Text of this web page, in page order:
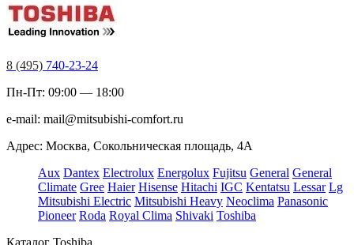
8 (495) 740-23-24
Пн-Пт: 09:00 — 18:00
e-mail: mail@mitsubishi-comfort.ru
Адрес: Москва, Сокольническая площадь, 4А
Aux Dantex Electrolux Energolux Fujitsu General General
Climate Gree Haier Hisense Hitachi IGC Kentatsu Lessar Lg
Mitsubishi Electric Mitsubishi Heavy Neoclima Panasonic
Pioneer Roda Royal Clima Shivaki Toshiba